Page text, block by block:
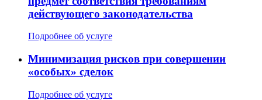
действующего законодательства
Подробнее об услуге
Минимизация рисков при совершении
«особых» сделок
Подробнее об услуге